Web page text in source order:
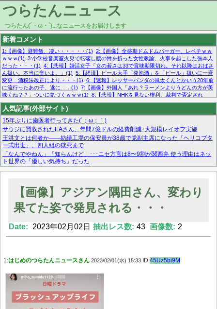
つらたんニュース
つらたん(´・ω・`)...なニュースをお届けします
新着コメント
1:【画像】避難飯、凄い・・・・・(1) 2:【画像】全盛期ドムドムバーガー、レベチｗｗ
ｗｗｗ(1) 3:小学校音楽室火災で転落し腰の骨を折った女性教諭、火事を起こした張本人
だった・・・(1) 4:【悲報】婚活女子「女の若さは33で賞味期限切れ。それ以降はおばさ
ん扱い。本当に辛いよ。」(1) 5:【経済】ビール大手「発泡酒」を「ビール」扱いに一斉
変更 酒税法改正により・・・(1) 6:【速報】レッサーパンダの風太くんとかいう20年前
に流行ったあの子、遂に……(1) 7:【画像】外国人「あれ？ラーメンよりうどんの方が美
味くね？？」ついに気づくｗｗｗ(1) 8:【悲報】NHKを見ない権利、裁判で否定され
る・・・(1) 9:欧州委員長「原発縮小は間違いでした」(1) 10:【悲報】日本企業の人手不
足、限界突破 52%「正社員も足りてません…」(1)
人気記事(外部サイト)
15年ぶりに歯医者行ってきた(´；ω；｀)
サウジに買収されたEAさん、年間7億ドルの経費削減+大規模レイオフ実施
王洪文とは何者か——紡績工場の保安員が38歳で党副主席になった「ヘリコプタ
ー式出世」、四人組の獄死まで
「なんでやねん」「知らんけど」･･･ニセ方言は8〜9割が関西弁 使う理由はネッ
ト世界の「優しい気持ち」だった
マーベル帝国、まさかの反省！？『サンダーボルツ』の高評価は本物か？ディズ
【モー娘。石田亜佑美】ファーストテイク出演も新規獲得ならず？北川莉央が1
【画像あり】FacebookとかTwitterで拾ったエロ画像貼ってくよ
Powered by livedoor 相互RSS
【画像】アジアン隅田さん、変わり
果てた姿で発見される・・・
Date: 2023年02月02日 抽出レス数: 43 画像数: 2
1:はじめのつらたんニュースさん 2023/02/01(水) 15:33 ID:45Uz5bi9M